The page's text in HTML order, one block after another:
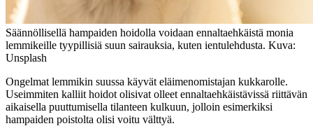
Säännöllisellä hampaiden hoidolla voidaan ennaltaehkäistä monia
lemmikeille tyypillisiä suun sairauksia, kuten ientulehdusta. Kuva:
Unsplash
Ongelmat lemmikin suussa käyvät eläimenomistajan kukkarolle.
Useimmiten kalliit hoidot olisivat olleet ennaltaehkäistävissä riittävän
aikaisella puuttumisella tilanteen kulkuun, jolloin esimerkiksi
hampaiden poistolta olisi voitu välttyä.